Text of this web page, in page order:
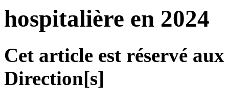
hospitalière en 2024
Cet article est réservé
Direction[s]